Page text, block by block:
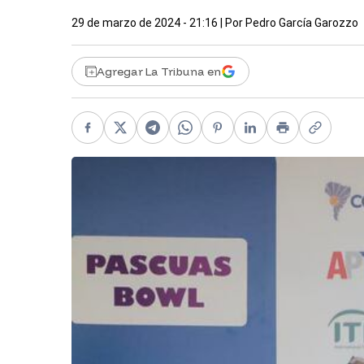
29 de marzo de 2024 - 21:16 | Por Pedro García Garozzo
Agregar La Tribuna en
Facebook
X TelegramWhatsApp
PinterestLinkedIn
PrintCopy